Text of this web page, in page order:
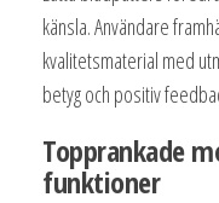
känsla. Användare
kvalitetsmaterial med
betyg och positiv
Topprankade
funktioner